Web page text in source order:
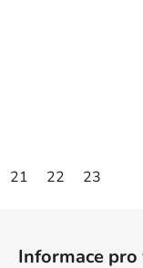
21 22 23
Informace pro